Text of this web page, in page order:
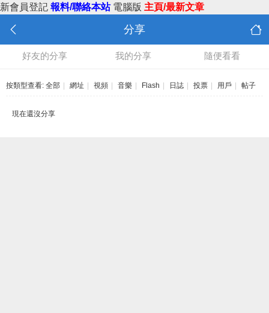
新會員登記 報料/聯絡本站 電腦版 主頁/最新文章
分享
好友的分享 我的分享 隨便看看
按類型查看: 全部 網址 視頻 音樂 Flash 日誌 投票 用戶 帖子
現在還沒分享